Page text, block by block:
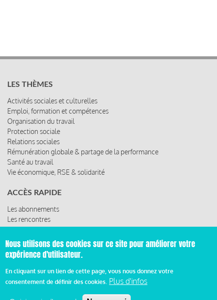
LES THÈMES
Activités sociales et culturelles
Emploi, formation et compétences
Organisation du travail
Protection sociale
Relations sociales
Rémunération globale & partage de la performance
Santé au travail
Vie économique, RSE & solidarité
ACCÈS RAPIDE
Les abonnements
Les rencontres
Les ressources
© 2019 Miroir Social - Réalisé parCafffeine
Mentions légales et condition générale d’utilisation et
Nous utilisons des cookies sur ce site pour améliorer votre
expérience d'utilisateur.
En cliquant sur un lien de cette page, vous nous donnez votre
consentement de définir des cookies. Plus d'infos